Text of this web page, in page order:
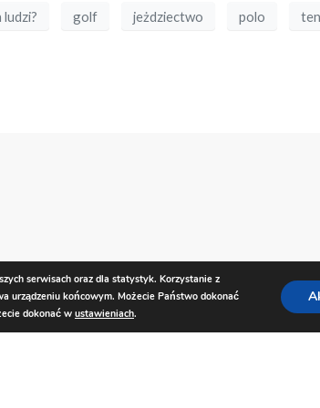
golf jeżdziectwo polo
serwisach oraz dla statystyk. Korzystanie z
urządzeniu końcowym. Możecie Państwo dokonać
dokonać w ustawieniach.